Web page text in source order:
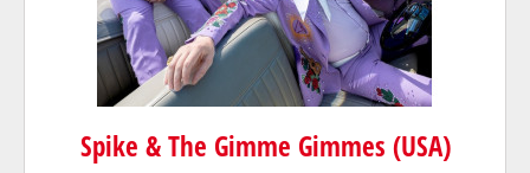
Spike & The Gimme Gimmes (USA)